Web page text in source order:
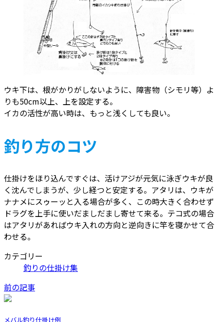
ウキ下は、根がかりがしないように、障害物（シモリ等）よ
りも50cm以上、上を設定する。
イカの活性が高い時は、もっと浅くしても良い。
釣り方のコツ
仕掛けをほり込んですぐは、活けアジが元気に泳ぎウキが良
く沈んでしまうが、少し経つと安定する。アタリは、ウキが
ナナメにスゥーッと入る場合が多く、この時大きく合わせず
ドラグを上手に使いだましだまし寄せて来る。テコ式の場合
はアタリがあればウキ入れの方向と逆向きに竿を寝かせて合
わせる。
カテゴリー
釣りの仕掛け集
前の記事
メバル釣り仕掛け例